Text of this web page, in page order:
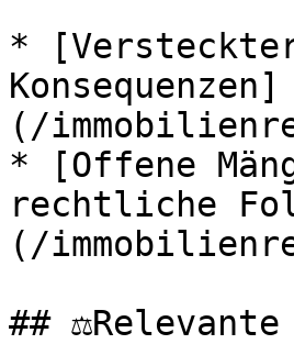
*
Konsequenzen]
(/
* [Offene
rechtliche
(/
##